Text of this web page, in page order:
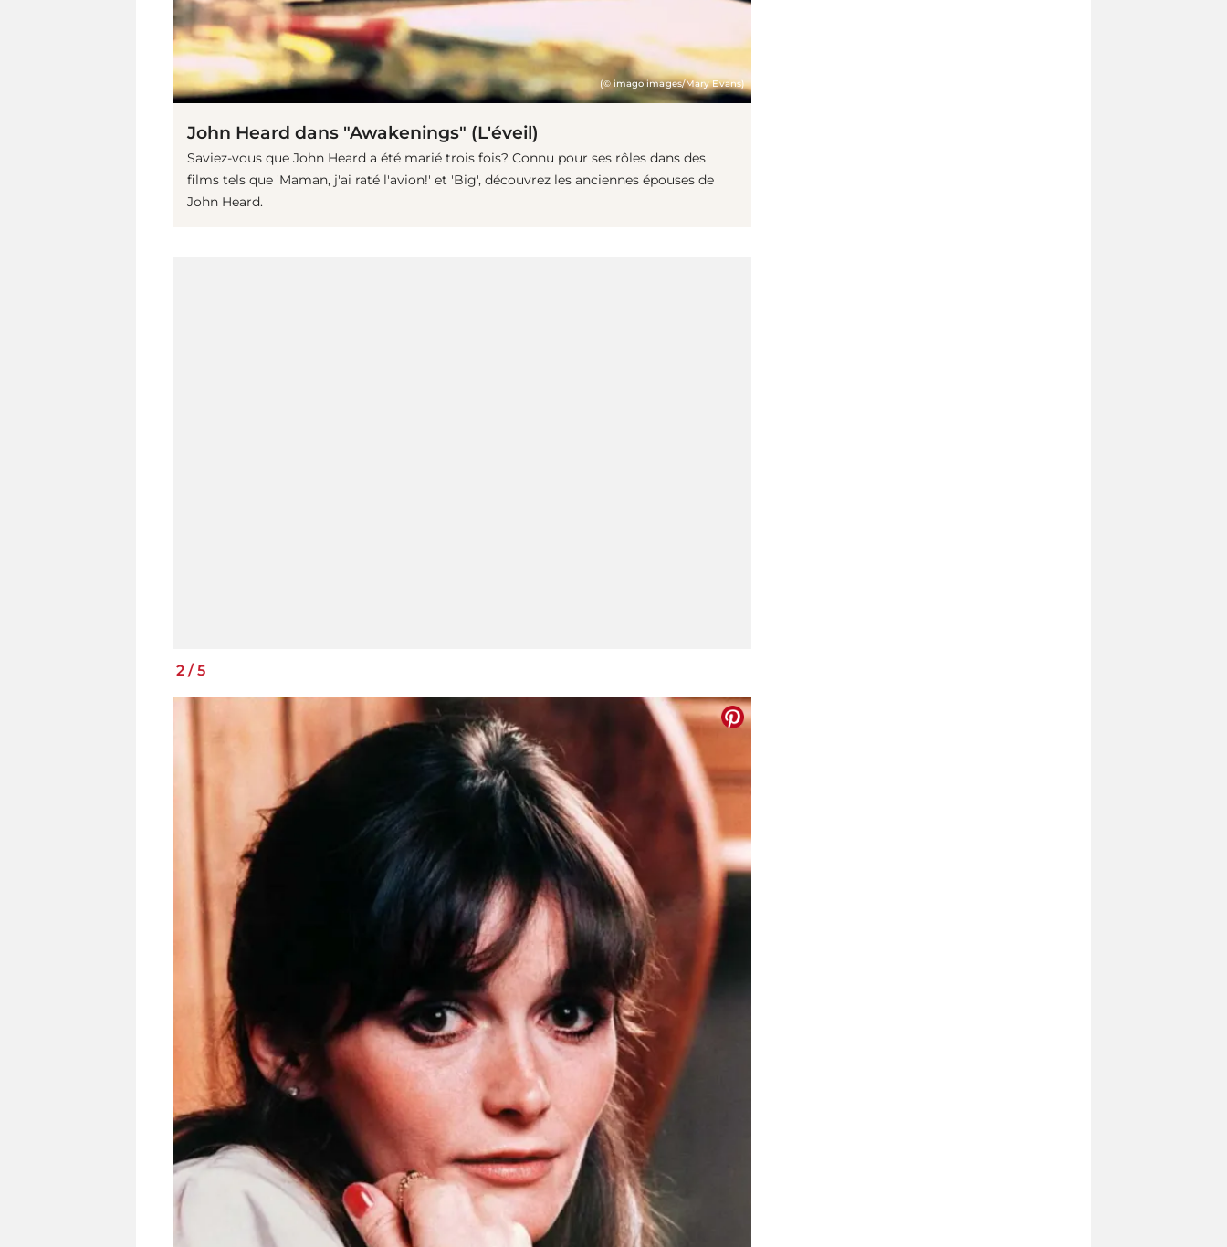
(© imago images/Mary Evans)
John Heard dans "Awakenings" (L'éveil)
Saviez-vous que John Heard a été marié trois fois? Connu pour ses rôles dans des
films tels que 'Maman, j'ai raté l'avion!' et 'Big', découvrez les anciennes épouses de
John Heard.
2 /5